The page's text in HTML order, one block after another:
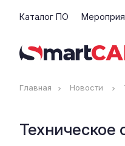
Каталог ПО
Главная Новости
Техническое